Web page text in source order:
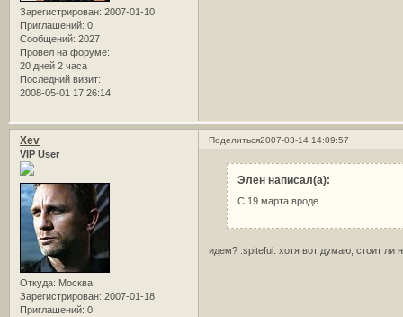
Зарегистрирован: 2007-01-10
Приглашений: 0
Сообщений: 2027
Провел на форуме:
20 дней 2 часа
Последний визит:
2008-05-01 17:26:14
Поделиться2007-03-14 14:09:57
Xev
VIP User
Откуда: Москва
Зарегистрирован: 2007-01-18
Приглашений: 0
Элен написал(а):
C 19 марта вроде.
идем? :spiteful: хотя вот думаю, стоит ли